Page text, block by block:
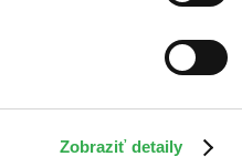
Zobraziť detaily